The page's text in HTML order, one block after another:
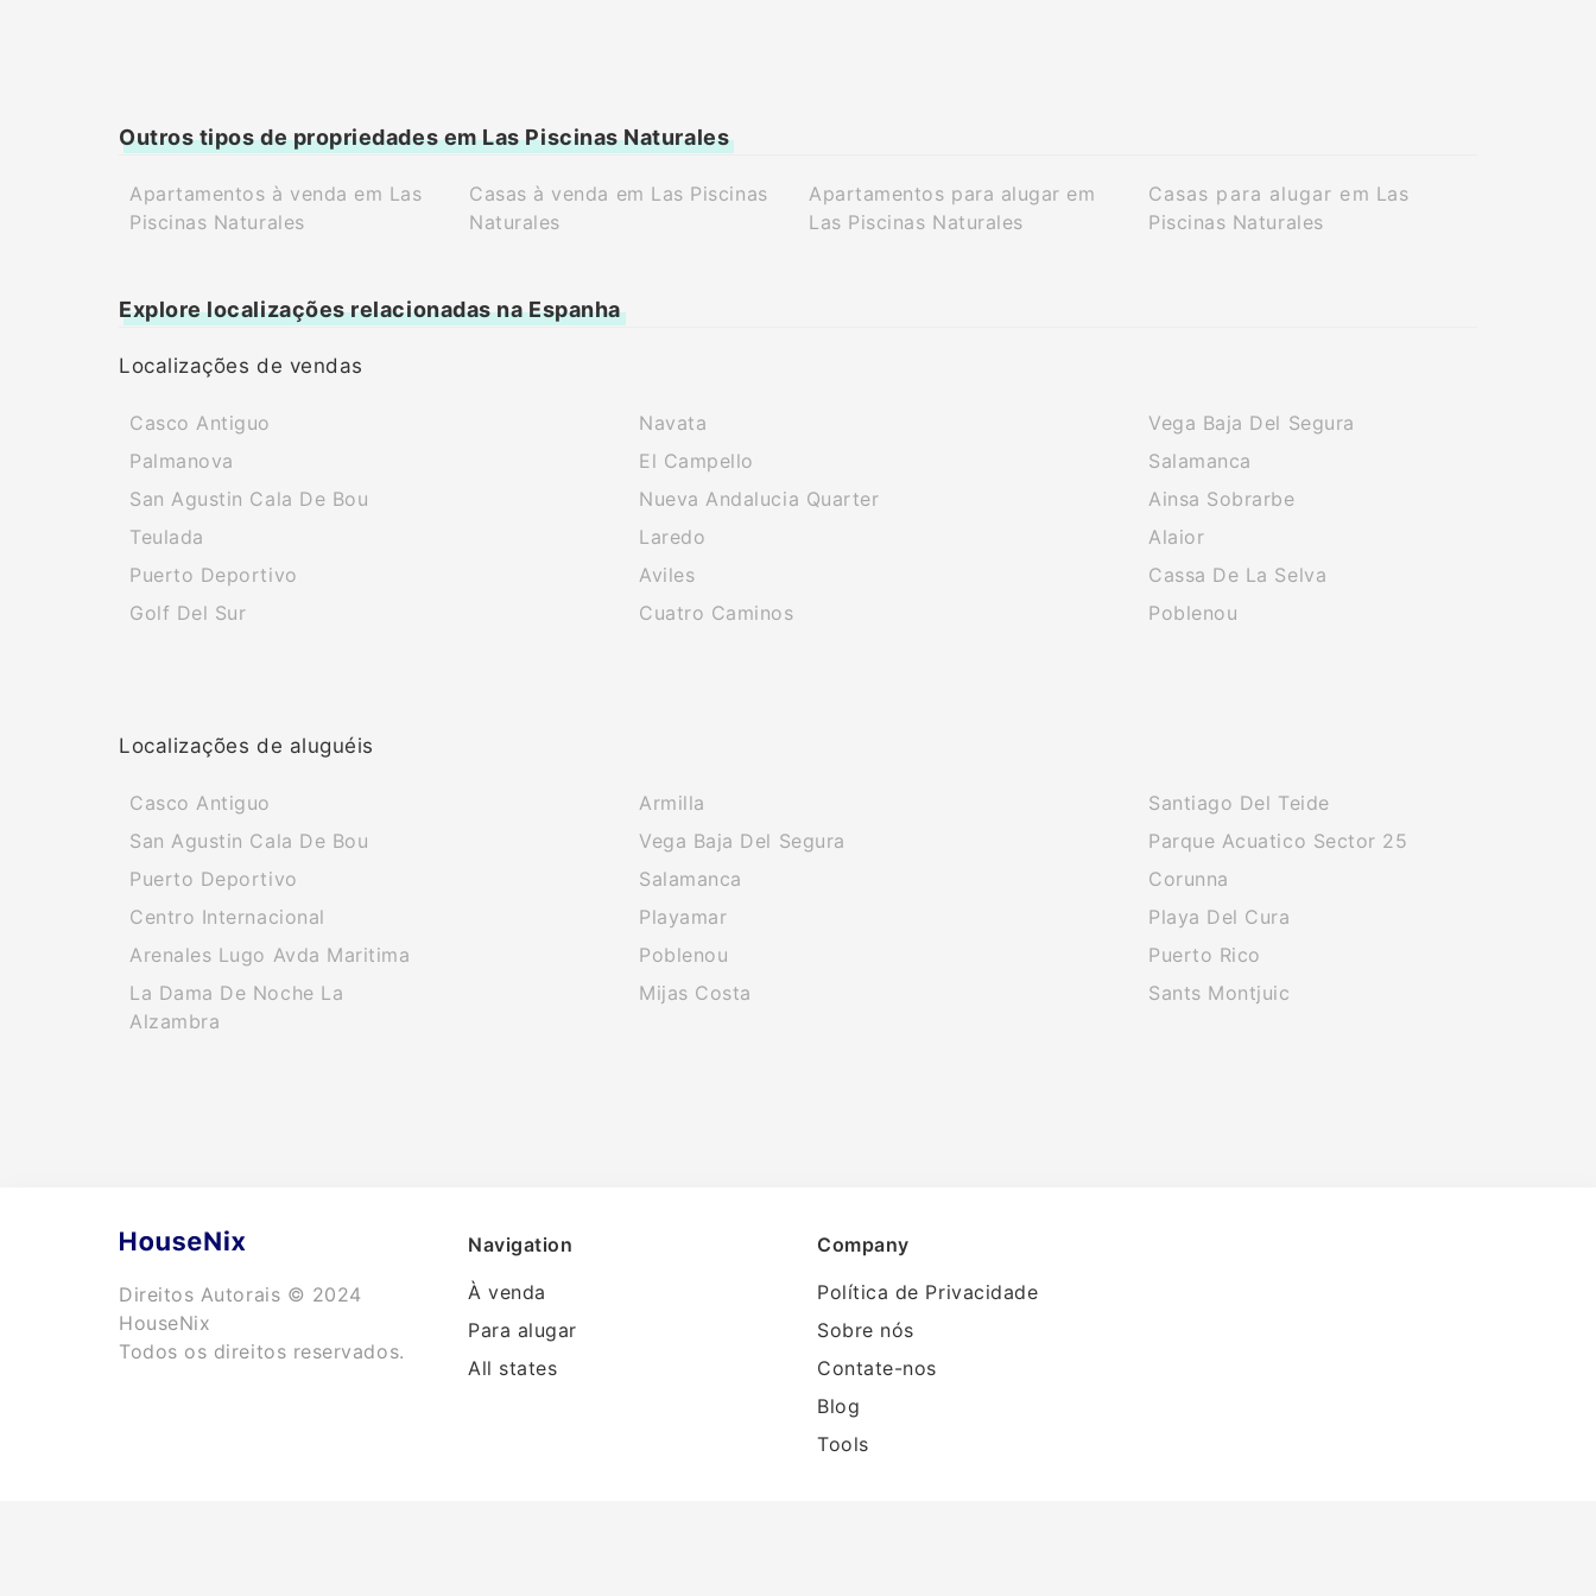
Outros tipos de propriedades em Las Piscinas Naturales
Apartamentos à venda em Las
Piscinas Naturales
Casas à venda em Las Piscinas
Naturales
Apartamentos para alugar em
Las Piscinas Naturales
Casas para alugar em Las
Piscinas Naturales
Explore localizações relacionadas na Espanha
Localizações de vendas
Casco Antiguo
Palmanova
San Agustin Cala De Bou
Teulada
Puerto Deportivo
Golf Del Sur
Navata
El Campello
Nueva Andalucia Quarter
Laredo
Aviles
Cuatro Caminos
Vega Baja Del Segura
Salamanca
Ainsa Sobrarbe
Alaior
Cassa De La Selva
Poblenou
Localizações de aluguéis
Casco Antiguo
San Agustin Cala De Bou
Puerto Deportivo
Centro Internacional
Arenales Lugo Avda Maritima
La Dama De Noche La
Alzambra
Armilla
Vega Baja Del Segura
Salamanca
Playamar
Poblenou
Mijas Costa
Santiago Del Teide
Parque Acuatico Sector 25
Corunna
Playa Del Cura
Puerto Rico
Sants Montjuic
Direitos Autorais © 2024
HouseNix
Todos os direitos reservados.
Navigation
À venda
Para alugar
All states
Company
Política de Privacidade
Sobre nós
Contate-nos
Blog
Tools